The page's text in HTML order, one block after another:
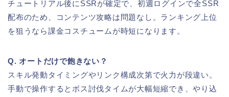
チュートリアル後にSSRが確定で、初週ログインで全SSR
配布のため、コンテンツ攻略は問題なし。ランキング上位
を狙うなら課金コスチュームが時短になります。
Q. オートだけで飽きない？
スキル発動タイミングやリンク構成次第で火力が段違い。
手動で操作するとボス討伐タイムが大幅短縮でき、やり込